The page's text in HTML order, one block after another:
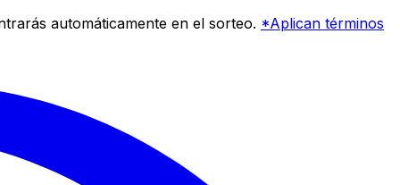
automáticamente en el sorteo. *Aplican términos